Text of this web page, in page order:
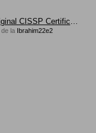
Buy original CISSP Certification in Brazil, USA
de la Ibrahim22e2